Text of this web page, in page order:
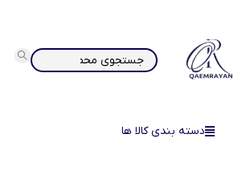
دسته بندی کالا ها